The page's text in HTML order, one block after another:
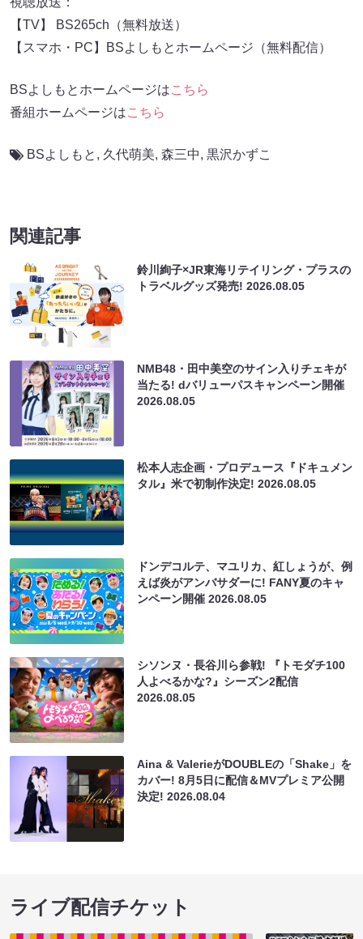
【TV】 BS265ch（無料放送）
【スマホ・PC】BSよしもとホームページ（無料配信）
BSよしもとホームページはこちら
番組ホームページはこちら
BSよしもと , 久代萌美, 森三中, 黒沢かずこ
関連記事
鈴川絢子×JR東海リテイリング・プラスの
トラベルグッズ発売!2026.08.05
NMB48・田中美空のサイン入りチェキが
当たる! dバリューパスキャンペーン開催
2026.08.05
松本人志企画・プロデュース『ドキュメン
タル』米で初制作決定!2026.08.05
ドンデコルテ、マユリカ、紅しょうが、例
えば炎がアンバサダーに! FANY夏のキャ
ンペーン開催2026.08.05
シソンヌ・長谷川ら参戦! 『トモダチ100
人よべるかな?』シーズン2配信
2026.08.05
Aina & ValerieがDOUBLEの「Shake」を
カバー! 8月5日に配信＆MVプレミア公開
決定!2026.08.04
ライブ配信チケット